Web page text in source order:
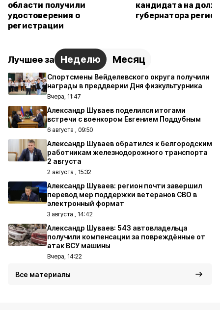
области получили
удостоверения о
регистрации
кандидата на
губернатора
Лучшее за Неделю Месяц
Спортсмены Вейделевского округа получили
награды в преддверии Дня физкультурника
Вчера, 11:47
Александр Шуваев поделился итогами
встречи с военкором Евгением Поддубным
6 августа , 09:50
Александр Шуваев обратился к белгородским
работникам железнодорожного транспорта
2 августа
2 августа , 15:32
Александр Шуваев: регион почти завершил
перевод мер поддержки ветеранов СВО в
электронный формат
3 августа , 14:42
Александр Шуваев: 543 автовладельца
получили компенсации за повреждённые от
атак ВСУ машины
Вчера, 14:22
Все материалы